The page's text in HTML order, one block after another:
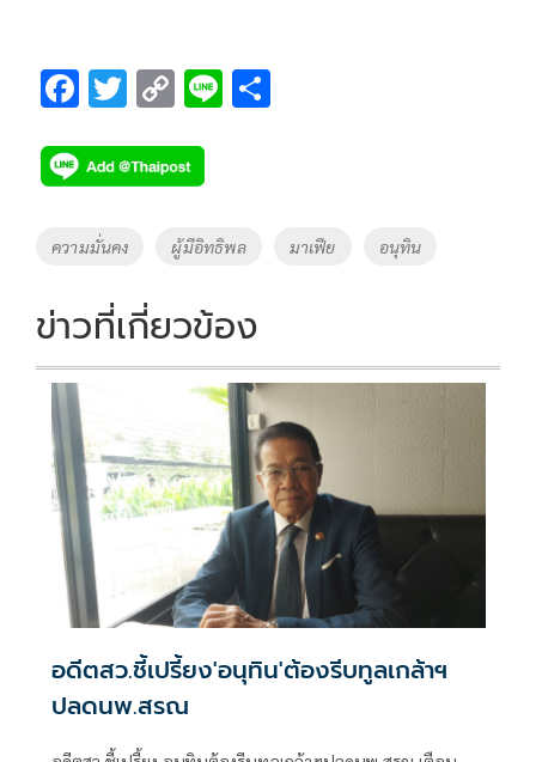
F
e
b
o
k
T
tt
er
C
p
y
Li
k
Li
Tags
ความมั่นคง ผู้มีอิทธิพล มาเฟีย อนุทิน
ข่าวที่เกี่ยวข้อง
อดีตสว.ชี้เปรี้ยง'อนุทิน'ต้องรีบทูลเกล้าฯ
ปลดนพ.สรณ